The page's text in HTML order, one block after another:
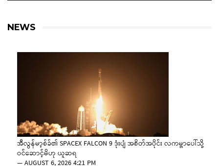
NEWS
အီလွန်မာ့စ်ခ်၏ SPACEX FALCON 9 ဒုံးပျံ အစိတ်အပိုင်း လကမ္ဘာပေါ်သို့
ဝင်ဆောင့်မိဟု ယူဆရ
—AUGUST 6, 2026 4:21 PM